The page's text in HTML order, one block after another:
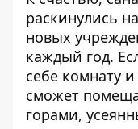
раскинулись
новых
каждый год.
себе комнату
сможет
горами,